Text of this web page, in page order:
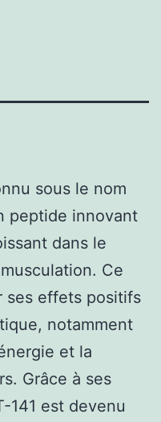
sous le nom
peptide innovant
dans le
Ce
ses effets positifs
notamment
et la
Grâce à ses
141 est devenu